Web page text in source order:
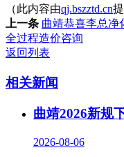
（此内容由qj.bszztd.cn提
上一条 曲靖恭喜李总净
全过程造价咨询
返回列表
相关新闻
曲靖2026新规
2026-08-06